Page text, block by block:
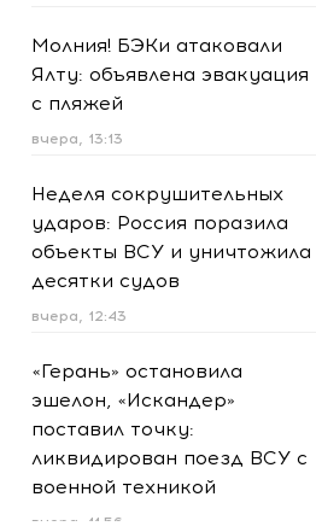
Молния! БЭКи атаковали
Ялту: объявлена эвакуация
с пляжей
вчера, 13:13
Неделя сокрушительных
ударов: Россия поразила
объекты ВСУ и уничтожила
десятки судов
вчера, 12:43
«Герань» остановила
эшелон, «Искандер»
поставил точку:
ликвидирован поезд ВСУ с
военной техникой
вчера, 11:56